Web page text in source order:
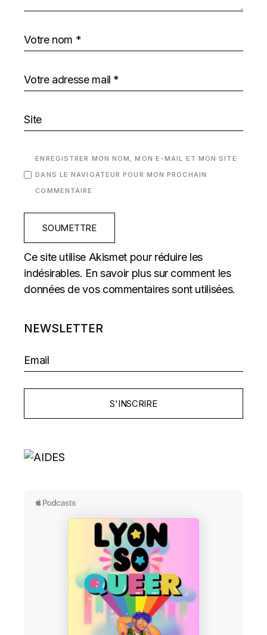
ENREGISTRER MON NOM, MON E-MAIL ET MON SITE
DANS LE NAVIGATEUR POUR MON PROCHAIN
COMMENTAIRE.
SOUMETTRE
Ce site utilise Akismet pour réduire les
indésirables. En savoir plus sur comment les
données de vos commentaires sont utilisées.
NEWSLETTER
S'INSCRIRE